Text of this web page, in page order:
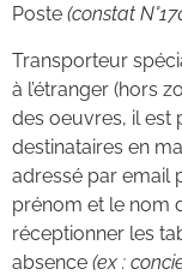
Poste (constat
Transporteur
à l’étranger (hors
des oeuvres, il est
destinataires en
adressé par email
prénom et le nom
réceptionner les
absence (ex :